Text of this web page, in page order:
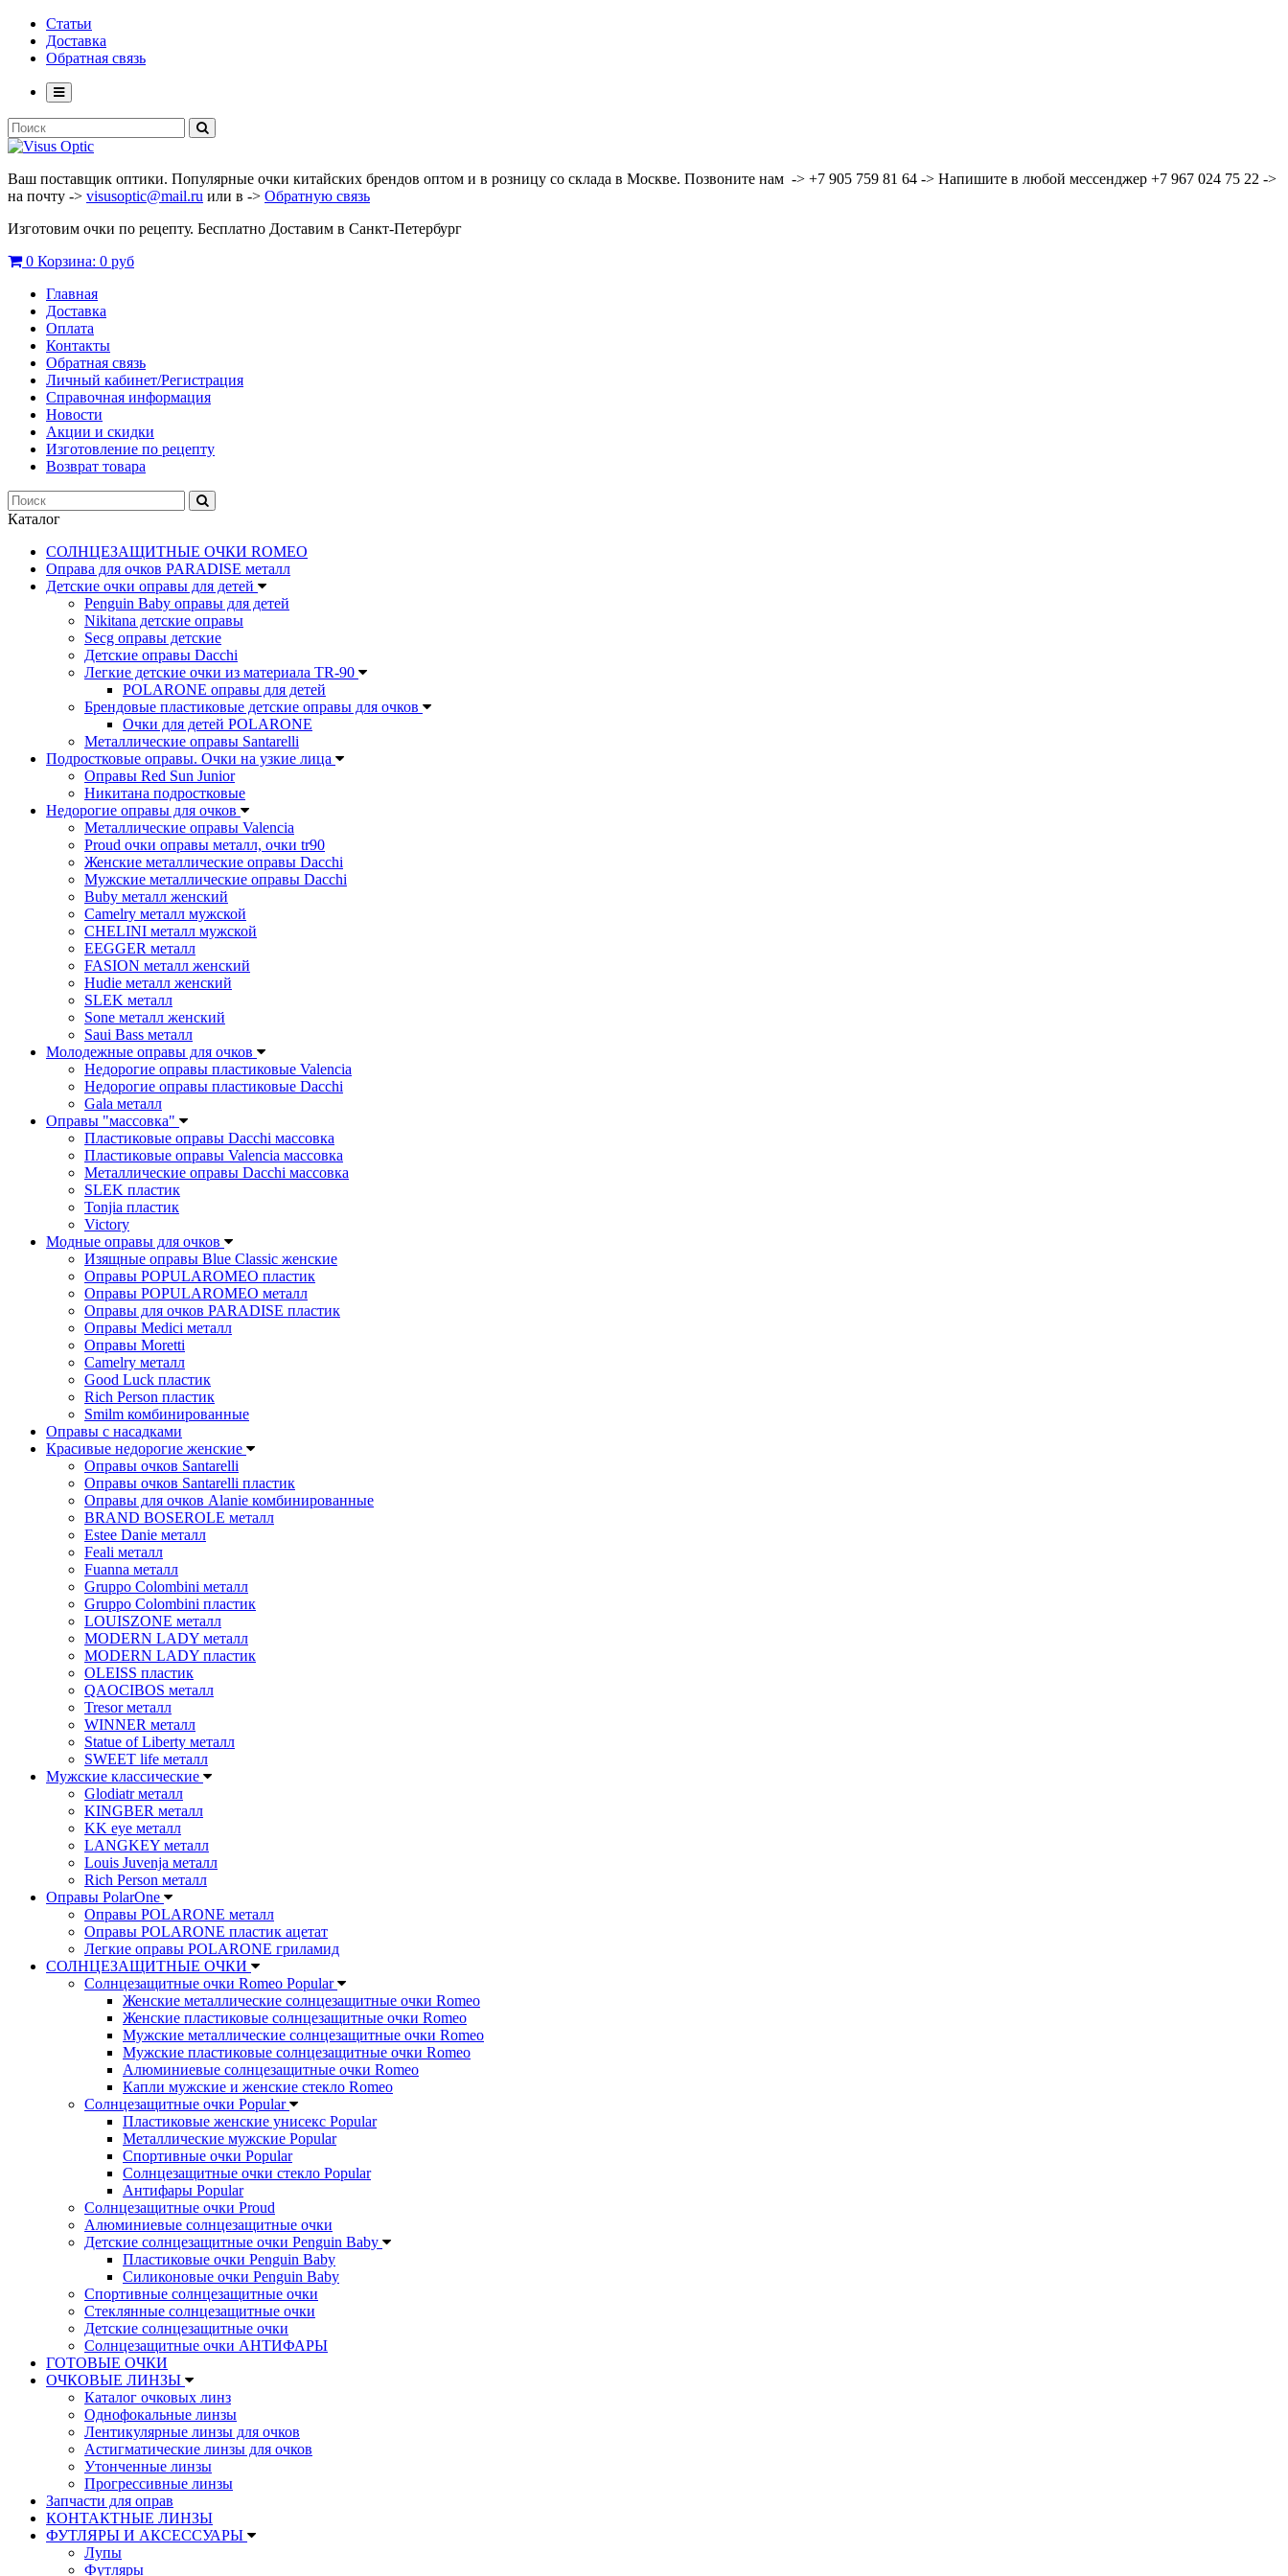
Статьи
Доставка
Обратная связь
Ваш поставщик оптики. Популярные очки китайских брендов оптом и в розницу со склада в Москве. Позвоните нам -> +7 905 759 81 64 -> Напишите в любой мессенджер +7 967 024 75 22 ->
на почту -> visusoptic@mail.ru или в -> Обратную связь
Изготовим очки по рецепту. Бесплатно Доставим в Санкт-Петербург
0 Корзина: 0 руб
Главная
Доставка
Оплата
Контакты
Обратная связь
Личный кабинет/Регистрация
Справочная информация
Новости
Акции и скидки
Изготовление по рецепту
Возврат товара
Каталог
СОЛНЦЕЗАЩИТНЫЕ ОЧКИ ROMEO
Оправа для очков PARADISE металл
Детские очки оправы для детей
Penguin Baby оправы для детей
Nikitana детские оправы
Secg оправы детские
Детские оправы Dacchi
Легкие детские очки из материала TR-90
POLARONE оправы для детей
Брендовые пластиковые детские оправы для очков
Очки для детей POLARONE
Металлические оправы Santarelli
Подростковые оправы. Очки на узкие лица
Оправы Red Sun Junior
Никитана подростковые
Недорогие оправы для очков
Металлические оправы Valencia
Proud очки оправы металл, очки tr90
Женские металлические оправы Dacchi
Мужские металлические оправы Dacchi
Buby металл женский
Camelry металл мужской
CHELINI металл мужской
EEGGER металл
FASION металл женский
Hudie металл женский
SLEK металл
Sone металл женский
Saui Bass металл
Молодежные оправы для очков
Недорогие оправы пластиковые Valencia
Недорогие оправы пластиковые Dacchi
Gala металл
Оправы "массовка"
Пластиковые оправы Dacchi массовка
Пластиковые оправы Valencia массовка
Металлические оправы Dacchi массовка
SLEK пластик
Tonjia пластик
Victory
Модные оправы для очков
Изящные оправы Blue Classic женские
Оправы POPULAROMEO пластик
Оправы POPULAROMEO металл
Оправы для очков PARADISE пластик
Оправы Medici металл
Оправы Moretti
Camelry металл
Good Luck пластик
Rich Person пластик
Smilm комбинированные
Оправы с насадками
Красивые недорогие женские
Оправы очков Santarelli
Оправы очков Santarelli пластик
Оправы для очков Alanie комбинированные
BRAND BOSEROLE металл
Estee Danie металл
Feali металл
Fuanna металл
Gruppo Colombini металл
Gruppo Colombini пластик
LOUISZONE металл
MODERN LADY металл
MODERN LADY пластик
OLEISS пластик
QAOCIBOS металл
Tresor металл
WINNER металл
Statue of Liberty металл
SWEET life металл
Мужские классические
Glodiatr металл
KINGBER металл
KK eye металл
LANGKEY металл
Louis Juvenja металл
Rich Person металл
Оправы PolarOne
Оправы POLARONE металл
Оправы POLARONE пластик ацетат
Легкие оправы POLARONE гриламид
СОЛНЦЕЗАЩИТНЫЕ ОЧКИ
Солнцезащитные очки Romeo Popular
Женские металлические солнцезащитные очки Romeo
Женские пластиковые солнцезащитные очки Romeo
Мужские металлические солнцезащитные очки Romeo
Мужские пластиковые солнцезащитные очки Romeo
Алюминиевые солнцезащитные очки Romeo
Капли мужские и женские стекло Romeo
Солнцезащитные очки Popular
Пластиковые женские унисекс Popular
Металлические мужские Popular
Спортивные очки Popular
Солнцезащитные очки стекло Popular
Aнтифары Popular
Солнцезащитные очки Proud
Алюминиевые солнцезащитные очки
Детские солнцезащитные очки Penguin Baby
Пластиковые очки Penguin Baby
Силиконовые очки Penguin Baby
Спортивные солнцезащитные очки
Стеклянные солнцезащитные очки
Детские солнцезащитные очки
Солнцезащитные очки АНТИФАРЫ
ГОТОВЫЕ ОЧКИ
ОЧКОВЫЕ ЛИНЗЫ
Каталог очковых линз
Однофокальные линзы
Лентикулярные линзы для очков
Астигматические линзы для очков
Утонченные линзы
Прогрессивные линзы
Запчасти для оправ
КОНТАКТНЫЕ ЛИНЗЫ
ФУТЛЯРЫ И АКСЕССУАРЫ
Лупы
Футляры